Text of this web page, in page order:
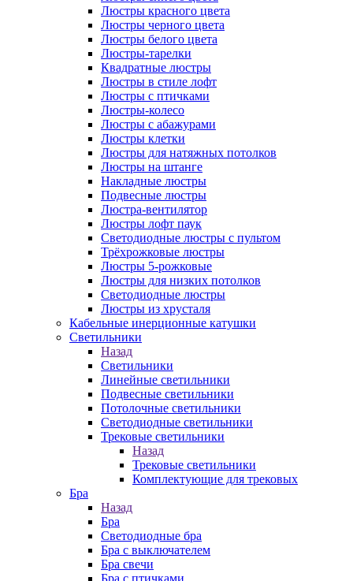
Люстры красного цвета
Люстры черного цвета
Люстры белого цвета
Люстры-тарелки
Квадратные люстры
Люстры в стиле лофт
Люстры с птичками
Люстры-колесо
Люстры с абажурами
Люстры клетки
Люстры для натяжных потолков
Люстры на штанге
Накладные люстры
Подвесные люстры
Люстра-вентилятор
Люстры лофт паук
Светодиодные люстры с пультом
Трёхрожковые люстры
Люстры 5-рожковые
Люстры для низких потолков
Cветодиодные люстры
Люстры из хрусталя
Кабельные инерционные катушки
Светильники
Назад
Светильники
Линейные светильники
Подвесные светильники
Потолочные светильники
Светодиодные светильники
Трековые светильники
Назад
Трековые светильники
Комплектующие для трековых
Бра
Назад
Бра
Светодиодные бра
Бра с выключателем
Бра свечи
Бра с птичками